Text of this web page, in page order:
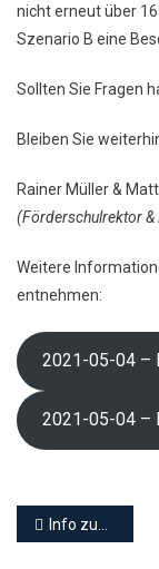
nicht erneut über
Szenario B eine
Sollten Sie Fragen
Bleiben Sie
Rainer Müller &
(Förderschulrektor
Weitere
entnehmen:
2021-05-04 –
2021-05-04 –
Info zum ÖVPN